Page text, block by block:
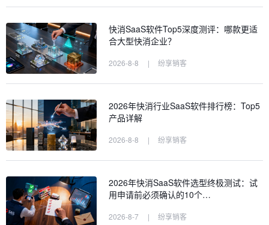
快消SaaS软件Top5深度测评：哪款更适
合大型快消企业？
2026-8-8 | 纷享销客
2026年快消行业SaaS软件排行榜：Top5
产品详解
2026-8-8 | 纷享销客
2026年快消SaaS软件选型终极测试：试
用申请前必须确认的10个…
2026-8-7 | 纷享销客